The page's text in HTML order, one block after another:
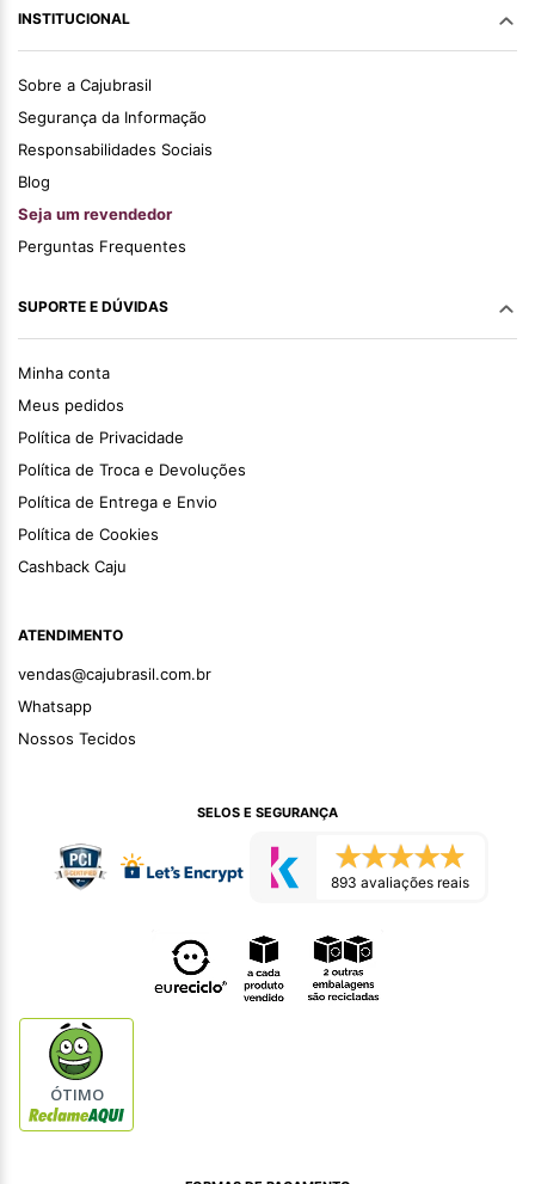
INSTITUCIONAL
Sobre a Cajubrasil
Segurança da Informação
Responsabilidades Sociais
Blog
Seja um revendedor
Perguntas Frequentes
SUPORTE E DÚVIDAS
Minha conta
Meus pedidos
Política de Privacidade
Política de Troca e Devoluções
Política de Entrega e Envio
Política de Cookies
Cashback Caju
ATENDIMENTO
vendas@cajubrasil.com.br
Whatsapp
Nossos Tecidos
SELOS E SEGURANÇA
893 avaliações reais
ÓTIMO